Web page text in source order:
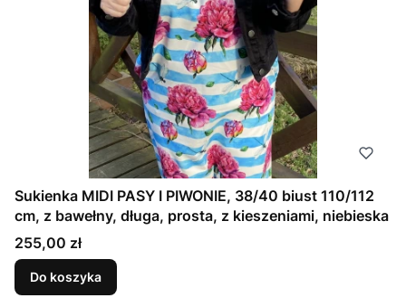
Sukienka MIDI PASY I PIWONIE, 38/40 biust 110/112
cm, z bawełny, długa, prosta, z kieszeniami, niebieska
Cena
255,00 zł
Do koszyka